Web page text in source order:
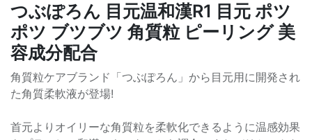
つぶぽろん 目元温和漢R1 目元 ポツ
ポツ ブツブツ 角質粒 ピーリング 美
容成分配合
角質粒ケアブランド「つぶぽろん」から目元用に開発され
た角質柔軟液が登場!
首元よりオイリーな角質粒を柔軟化できるように温感効果